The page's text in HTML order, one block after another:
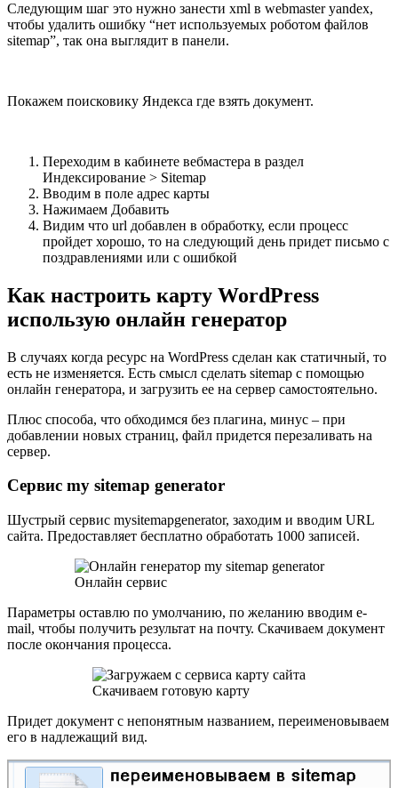
Следующим шаг это нужно занести xml в webmaster yandex,
чтобы удалить ошибку “нет используемых роботом файлов
sitemap”, так она выглядит в панели.
Покажем поисковику Яндекса где взять документ.
Переходим в кабинете вебмастера в раздел
Индексирование > Sitemap
Вводим в поле адрес карты
Нажимаем Добавить
Видим что url добавлен в обработку, если процесс
пройдет хорошо, то на следующий день придет письмо с
поздравлениями или с ошибкой
Как настроить карту WordPress
использую онлайн генератор
В случаях когда ресурс на WordPress сделан как статичный, то
есть не изменяется. Есть смысл сделать sitemap с помощью
онлайн генератора, и загрузить ее на сервер самостоятельно.
Плюс способа, что обходимся без плагина, минус – при
добавлении новых страниц, файл придется перезаливать на
сервер.
Сервис my sitemap generator
Шустрый сервис mysitemapgenerator, заходим и вводим URL
сайта. Предоставляет бесплатно обработать 1000 записей.
Онлайн сервис
Параметры оставлю по умолчанию, по желанию вводим e-
mail, чтобы получить результат на почту. Скачиваем документ
после окончания процесса.
Скачиваем готовую карту
Придет документ с непонятным названием, переименовываем
его в надлежащий вид.